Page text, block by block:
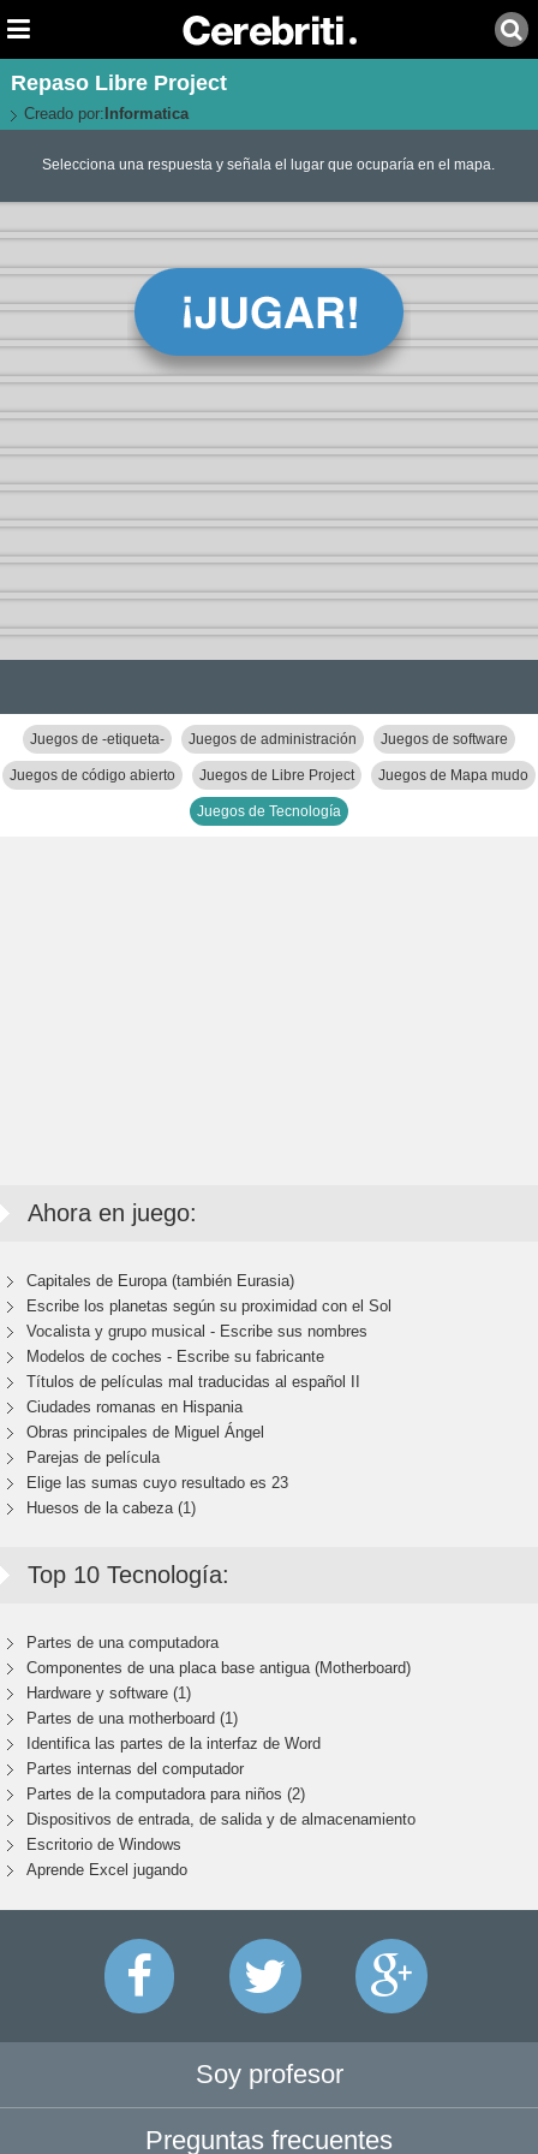
Repaso Libre Project
Creado por: Informatica
Selecciona una respuesta y señala el lugar que ocuparía en el mapa.
Juegos de -etiqueta- Juegos de administración Juegos de software
Juegos de código abierto Juegos de Libre Project Juegos de Mapa mudo
Juegos de Tecnología
Ahora en juego:
Capitales de Europa (también Eurasia)
Escribe los planetas según su proximidad con el Sol
Vocalista y grupo musical - Escribe sus nombres
Modelos de coches - Escribe su fabricante
Títulos de películas mal traducidas al español II
Ciudades romanas en Hispania
Obras principales de Miguel Ángel
Parejas de película
Elige las sumas cuyo resultado es 23
Huesos de la cabeza (1)
Top 10 Tecnología:
Partes de una computadora
Componentes de una placa base antigua (Motherboard)
Hardware y software (1)
Partes de una motherboard (1)
Identifica las partes de la interfaz de Word
Partes internas del computador
Partes de la computadora para niños (2)
Dispositivos de entrada, de salida y de almacenamiento
Escritorio de Windows
Aprende Excel jugando
Soy profesor
Preguntas frecuentes